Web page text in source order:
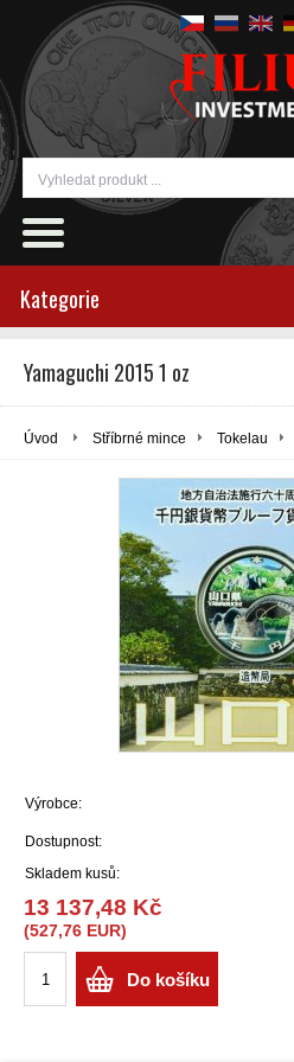
Kategorie
Yamaguchi 2015 1 oz
Úvod Stříbrné mince Tokelau
Výrobce:
Dostupnost:
Skladem kusů:
13 137,48 Kč
(527,76 EUR)
Do košíku